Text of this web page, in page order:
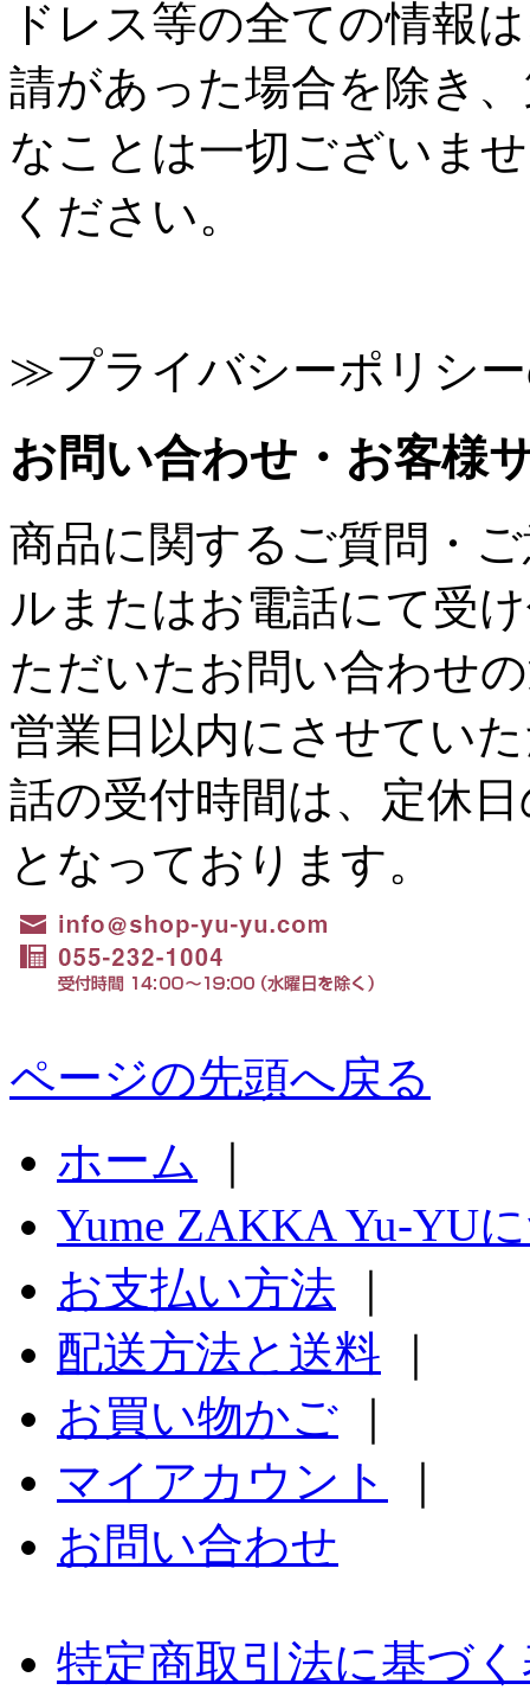
ドレス等の全ての情報
請があった場合を除き
なことは一切ございま
ください。
≫プライバシーポリシ
お問い合わせ・お客様
商品に関するご質問・
ルまたはお電話にて受
ただいたお問い合わせ
営業日以内にさせてい
話の受付時間は、定休
となっております。
ページの先頭へ戻る
ホーム
Yume ZAKKA Yu-YU
お支払い方法
配送方法と送料
お買い物かご
マイアカウント
お問い合わせ
特定商取引法に基づ